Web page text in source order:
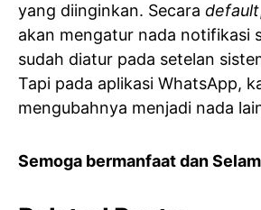
yang diinginkan. Secara default
akan mengatur nada notifikasi
sudah diatur pada setelan
Tapi pada aplikasi WhatsApp,
mengubahnya menjadi nada
Semoga bermanfaat dan